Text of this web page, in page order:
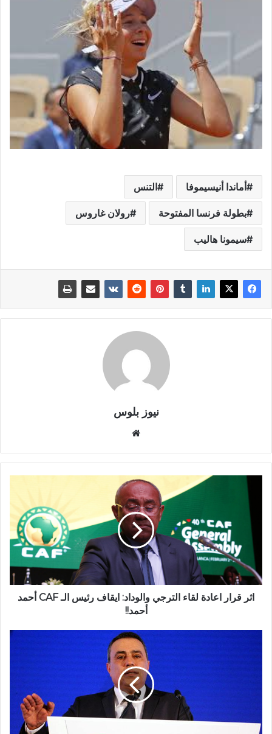
أماندا أنيسيموفا التنس
بطولة فرنسا المفتوحة رولان غاروس
سيمونا هاليب
نيوز بلوس
اثر قرار اعادة لقاء الترجي والوداد: ايقاف رئيس الـ CAF أحمد
أحمد!!